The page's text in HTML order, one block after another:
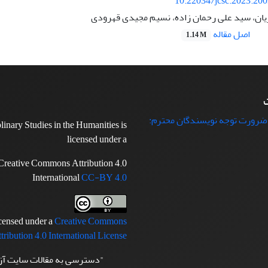
سید علی رحمان زاده، نسیم مجیدی قهرودی
اصل مقاله 1.14 M
توجه نویسندگان محترم:
Studies in the Humanities is
licensed under a
Commons Attribution 4.0
InternationalCC-BY 4.0
under aCreative Commons
4.0 International License
"دسترسی به مقالات سایت